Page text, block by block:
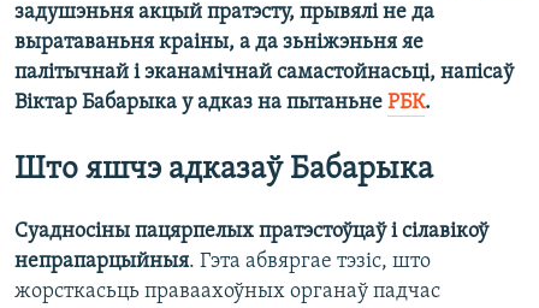
задушэньня акцый пратэсту, прывялі не да
выратаваньня краіны, а да зьніжэньня яе
палітычнай і эканамічнай самастойнасьці, напісаў
Віктар Бабарыка у адказ на пытаньне РБК.
Што яшчэ адказаў Бабарыка
Суадносіны пацярпелых пратэстоўцаў і сілавікоў
непрапарцыйныя. Гэта абвяргае тэзіс, што
жорсткасьць праваахоўных органаў падчас